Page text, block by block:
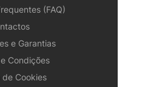
(FAQ)
e Garantias
Condições
de Cookies